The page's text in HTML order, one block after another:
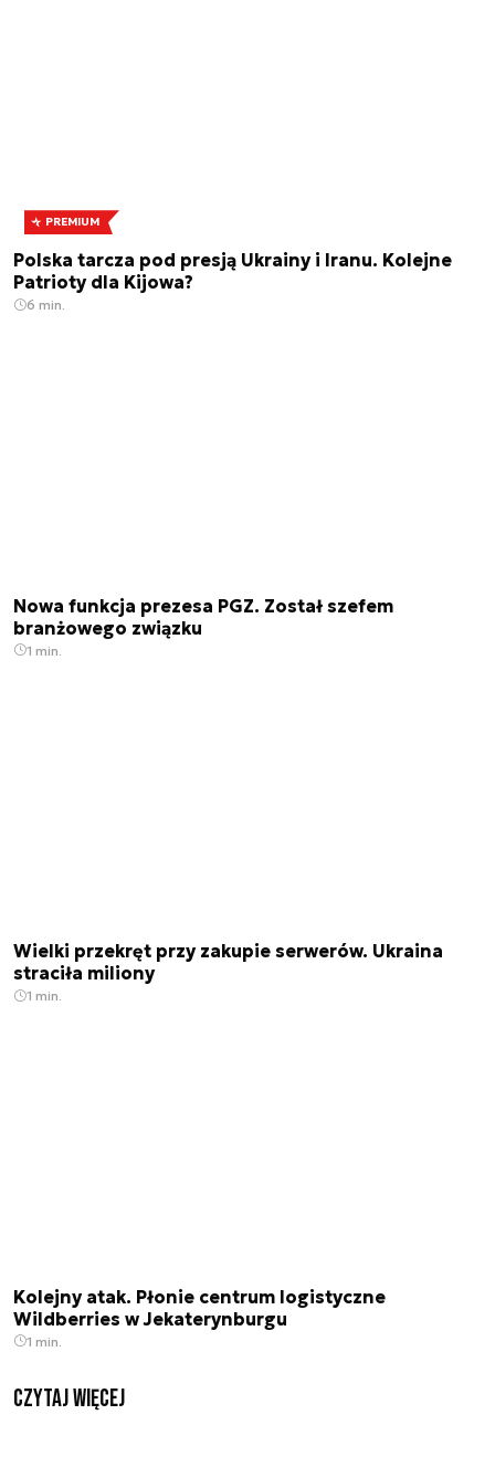
PREMIUM
Polska tarcza pod presją Ukrainy i Iranu. Kolejne
Patrioty dla Kijowa?
6 min.
Nowa funkcja prezesa PGZ. Został szefem
branżowego związku
1 min.
Wielki przekręt przy zakupie serwerów. Ukraina
straciła miliony
1 min.
Kolejny atak. Płonie centrum logistyczne
Wildberries w Jekaterynburgu
1 min.
czytaj więcej